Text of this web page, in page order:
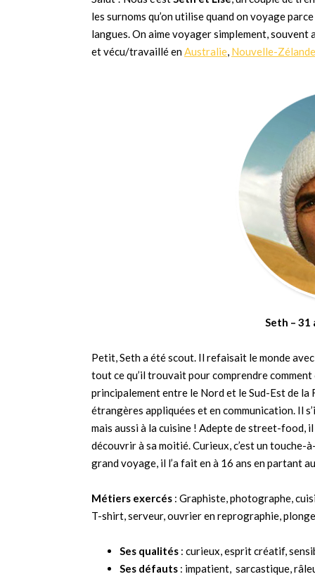
les surnoms qu’on utilise quand on voyage
langues. On aime voyager simplement, souvent
et vécu/travaillé enAustralie, Nouvelle-Zélande
Seth – 31
Petit, Seth a été scout. Il refaisait le monde
tout ce qu’il trouvait pour comprendre
principalement entre le Nord et le Sud-Est de la
étrangères appliquées et en communication. Il
mais aussi à la cuisine ! Adepte de street-food,
découvrir à sa moitié. Curieux, c’est un
grand voyage, il l’a fait en à 16 ans en partant
Métiers exercés : Graphiste, photographe,
T-shirt, serveur, ouvrier en reprographie,
Ses qualités : curieux, esprit créatif,
Ses défauts : impatient, sarcastique,